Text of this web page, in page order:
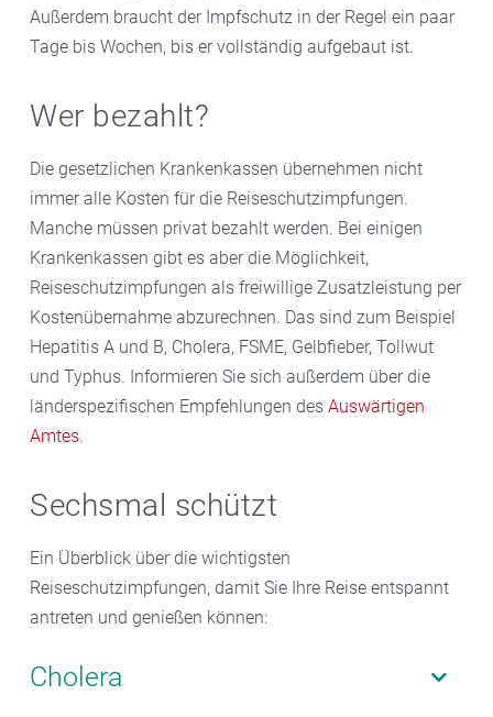
Außerdem braucht der Impfschutz in der Regel ein paar
Tage bis Wochen, bis er vollständig aufgebaut ist.
Wer bezahlt?
Die gesetzlichen Krankenkassen übernehmen nicht
immer alle Kosten für die Reiseschutzimpfungen.
Manche müssen privat bezahlt werden. Bei einigen
Krankenkassen gibt es aber die Möglichkeit,
Reiseschutzimpfungen als freiwillige Zusatzleistung per
Kostenübernahme abzurechnen. Das sind zum Beispiel
Hepatitis A und B, Cholera, FSME, Gelbfieber, Tollwut
und Typhus. Informieren Sie sich außerdem über die
länderspezifischen Empfehlungen des Auswärtigen
Amtes.
Sechsmal schützt
Ein Überblick über die wichtigsten
Reiseschutzimpfungen, damit Sie Ihre Reise entspannt
antreten und genießen können:
Cholera